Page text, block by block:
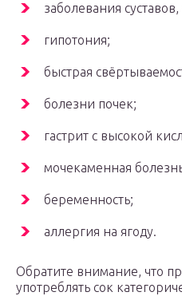
заболевания
гипотония;
быстрая
болезни почек;
гастрит с высокой
мочекаменная
беременность;
аллергия на ягоду.
Обратите внимание, что
употреблять сок